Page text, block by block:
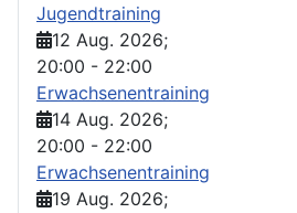
Jugendtraining
12 Aug. 2026;
20:00 - 22:00
Erwachsenentraining
14 Aug. 2026;
20:00 - 22:00
Erwachsenentraining
19 Aug. 2026;